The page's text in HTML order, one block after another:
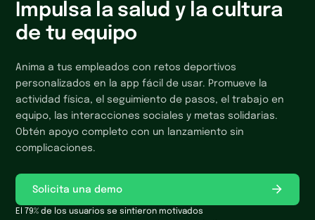
Impulsa la salud y la cultura
de tu equipo
Anima a tus empleados con retos deportivos
personalizados en la app fácil de usar. Promueve la
actividad física, el seguimiento de pasos, el trabajo en
equipo, las interacciones sociales y metas solidarias.
Obtén apoyo completo con un lanzamiento sin
complicaciones.
Solicita una demo
El 79% de los usuarios se sintieron motivados